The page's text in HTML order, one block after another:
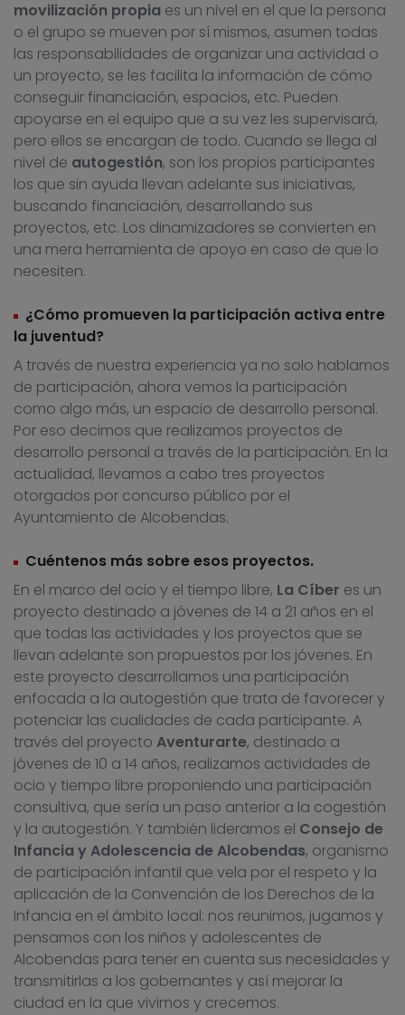
movilización propia es un nivel en el que la persona
o el grupo se mueven por sí mismos, asumen todas
las responsabilidades de organizar una actividad o
un proyecto, se les facilita la información de cómo
conseguir financiación, espacios, etc. Pueden
apoyarse en el equipo que a su vez les supervisará,
pero ellos se encargan de todo. Cuando se llega al
nivel de autogestión, son los propios participantes
los que sin ayuda llevan adelante sus iniciativas,
buscando financiación, desarrollando sus
proyectos, etc. Los dinamizadores se convierten en
una mera herramienta de apoyo en caso de que lo
necesiten.
¿Cómo promueven la participación activa entre
la juventud?
A través de nuestra experiencia ya no solo hablamos
de participación, ahora vemos la participación
como algo más, un espacio de desarrollo personal.
Por eso decimos que realizamos proyectos de
desarrollo personal a través de la participación. En la
actualidad, llevamos a cabo tres proyectos
otorgados por concurso público por el
Ayuntamiento de Alcobendas.
Cuéntenos más sobre esos proyectos.
En el marco del ocio y el tiempo libre, La Cíber es un
proyecto destinado a jóvenes de 14 a 21 años en el
que todas las actividades y los proyectos que se
llevan adelante son propuestos por los jóvenes. En
este proyecto desarrollamos una participación
enfocada a la autogestión que trata de favorecer y
potenciar las cualidades de cada participante. A
través del proyecto Aventurarte, destinado a
jóvenes de 10 a 14 años, realizamos actividades de
ocio y tiempo libre proponiendo una participación
consultiva, que sería un paso anterior a la cogestión
y la autogestión. Y también lideramos el Consejo de
Infancia y Adolescencia de Alcobendas, organismo
de participación infantil que vela por el respeto y la
aplicación de la Convención de los Derechos de la
Infancia en el ámbito local: nos reunimos, jugamos y
pensamos con los niños y adolescentes de
Alcobendas para tener en cuenta sus necesidades y
transmitirlas a los gobernantes y así mejorar la
ciudad en la que vivimos y crecemos.